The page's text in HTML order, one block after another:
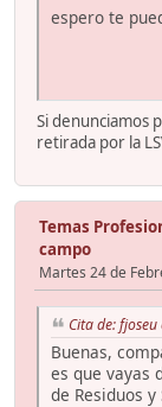
espero te
Si denunciamos
retirada por la
Temas
campo
Martes 24 de
Cita de:
Buenas,
es que vayas
de Residuos